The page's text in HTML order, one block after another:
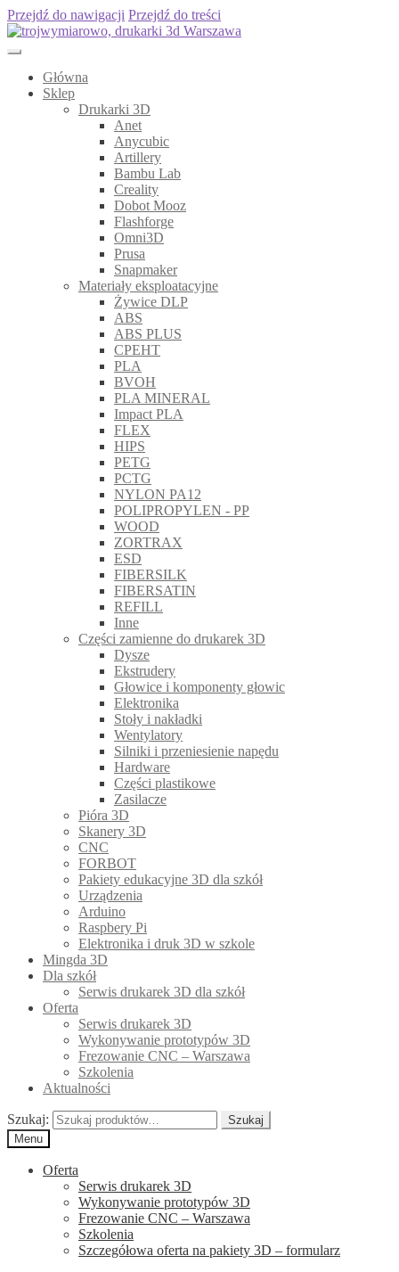
Przejdź do nawigacji Przejdź do treści
Główna
Sklep
Drukarki 3D
Anet
Anycubic
Artillery
Bambu Lab
Creality
Dobot Mooz
Flashforge
Omni3D
Prusa
Snapmaker
Materiały eksploatacyjne
Żywice DLP
ABS
ABS PLUS
CPEHT
PLA
BVOH
PLA MINERAL
Impact PLA
FLEX
HIPS
PETG
PCTG
NYLON PA12
POLIPROPYLEN - PP
WOOD
ZORTRAX
ESD
FIBERSILK
FIBERSATIN
REFILL
Inne
Części zamienne do drukarek 3D
Dysze
Ekstrudery
Głowice i komponenty głowic
Elektronika
Stoły i nakładki
Wentylatory
Silniki i przeniesienie napędu
Hardware
Części plastikowe
Zasilacze
Pióra 3D
Skanery 3D
CNC
FORBOT
Pakiety edukacyjne 3D dla szkół
Urządzenia
Arduino
Raspbery Pi
Elektronika i druk 3D w szkole
Mingda 3D
Dla szkół
Serwis drukarek 3D dla szkół
Oferta
Serwis drukarek 3D
Wykonywanie prototypów 3D
Frezowanie CNC – Warszawa
Szkolenia
Aktualności
Szukaj:
Szukaj
Menu
Oferta
Serwis drukarek 3D
Wykonywanie prototypów 3D
Frezowanie CNC – Warszawa
Szkolenia
Szczegółowa oferta na pakiety 3D – formularz